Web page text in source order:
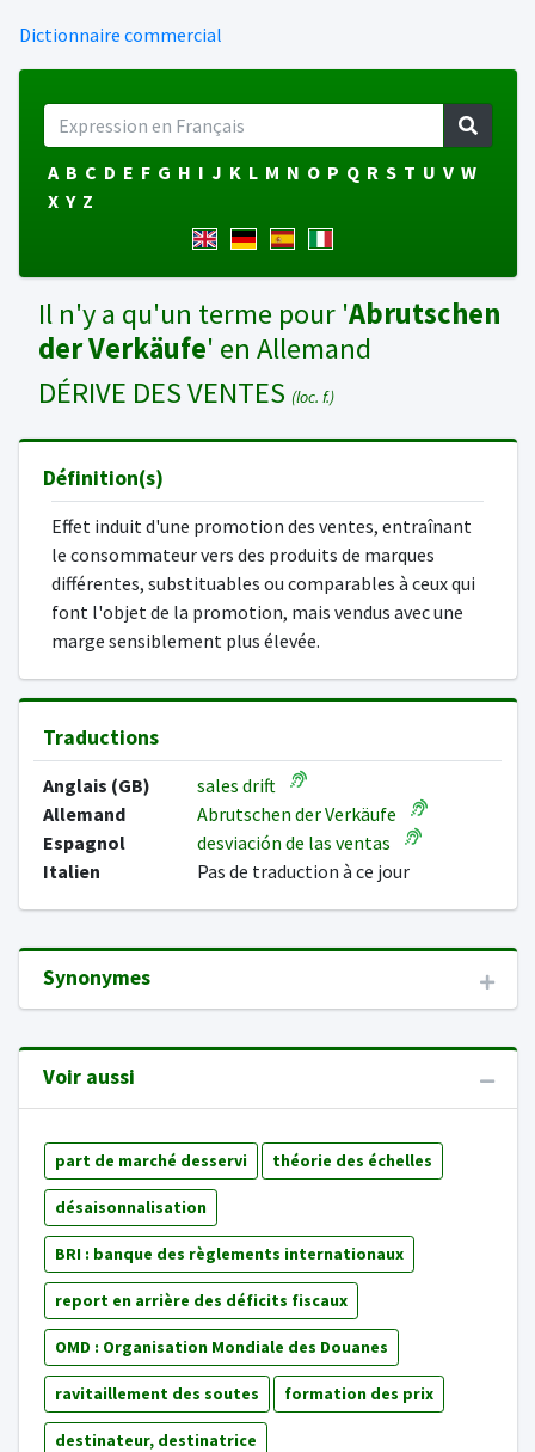
Dictionnaire commercial
A B C D E F G H I J K L M N O P Q R S T U V W
X Y Z
Il n'y a qu'un terme pour 'Abrutschen
der Verkäufe' en Allemand
DÉRIVE DES VENTES (loc. f.)
Définition(s)
Effet induit d'une promotion des ventes, entraînant
le consommateur vers des produits de marques
différentes, substituables ou comparables à ceux qui
font l'objet de la promotion, mais vendus avec une
marge sensiblement plus élevée.
Traductions
Anglais (GB)
sales drift
Allemand
Abrutschen der Verkäufe
Espagnol
desviación de las ventas
Italien
Pas de traduction à ce jour
Synonymes
Voir aussi
part de marché desservi théorie des échelles
désaisonnalisation
BRI : banque des règlements internationaux
report en arrière des déficits fiscaux
OMD : Organisation Mondiale des Douanes
ravitaillement des soutes formation des prix
destinateur, destinatrice